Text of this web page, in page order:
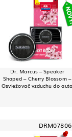
Dr. Marcus – Speaker
Shaped – Cherry Blossom –
Osviežovač vzduchu do auta
DRM07806